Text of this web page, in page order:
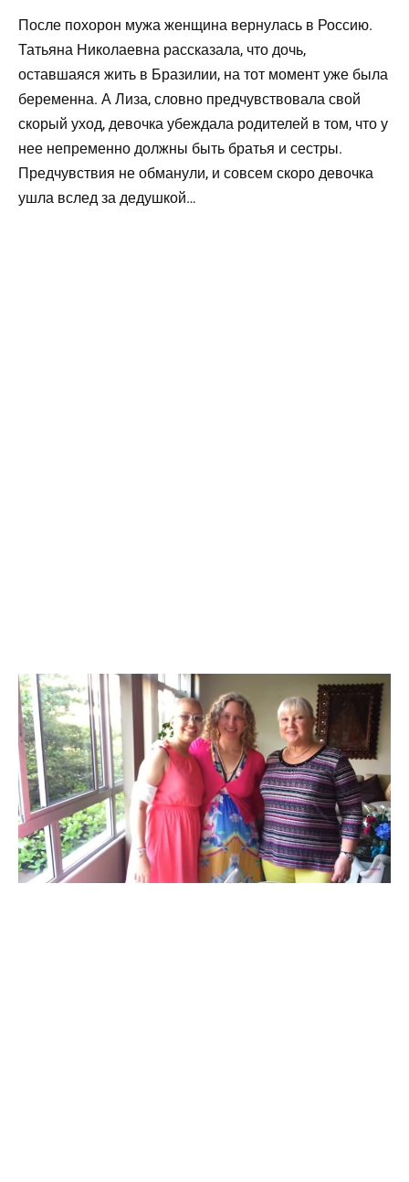
После похорон мужа женщина вернулась в Россию.
Татьяна Николаевна рассказала, что дочь,
оставшаяся жить в Бразилии, на тот момент уже была
беременна. А Лиза, словно предчувствовала свой
скорый уход, девочка убеждала родителей в том, что у
нее непременно должны быть братья и сестры.
Предчувствия не обманули, и совсем скоро девочка
ушла вслед за дедушкой…